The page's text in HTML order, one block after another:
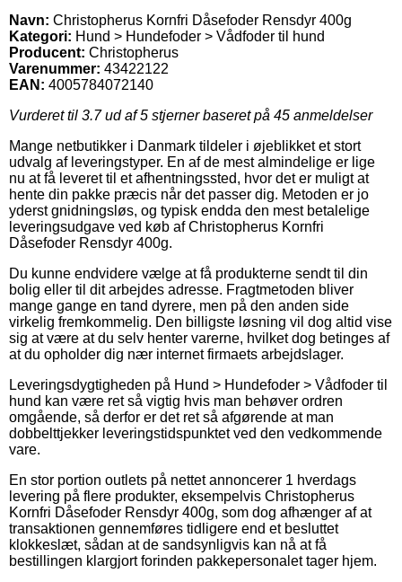
Navn: Christopherus Kornfri Dåsefoder Rensdyr 400g
Kategori: Hund > Hundefoder > Vådfoder til hund
Producent: Christopherus
Varenummer: 43422122
EAN: 4005784072140
Vurderet til 3.7ud af 5 stjerner baseret på 45 anmeldelser
Mange netbutikker i Danmark tildeler i øjeblikket et stort
udvalg af leveringstyper. En af de mest almindelige er lige
nu at få leveret til et afhentningssted, hvor det er muligt at
hente din pakke præcis når det passer dig. Metoden er jo
yderst gnidningsløs, og typisk endda den mest betalelige
leveringsudgave ved køb af Christopherus Kornfri
Dåsefoder Rensdyr 400g.
Du kunne endvidere vælge at få produkterne sendt til din
bolig eller til dit arbejdes adresse. Fragtmetoden bliver
mange gange en tand dyrere, men på den anden side
virkelig fremkommelig. Den billigste løsning vil dog altid vise
sig at være at du selv henter varerne, hvilket dog betinges af
at du opholder dig nær internet firmaets arbejdslager.
Leveringsdygtigheden på Hund > Hundefoder > Vådfoder til
hund kan være ret så vigtig hvis man behøver ordren
omgående, så derfor er det ret så afgørende at man
dobbelttjekker leveringstidspunktet ved den vedkommende
vare.
En stor portion outlets på nettet annoncerer 1 hverdags
levering på flere produkter, eksempelvis Christopherus
Kornfri Dåsefoder Rensdyr 400g, som dog afhænger af at
transaktionen gennemføres tidligere end et besluttet
klokkeslæt, sådan at de sandsynligvis kan nå at få
bestillingen klargjort forinden pakkepersonalet tager hjem.